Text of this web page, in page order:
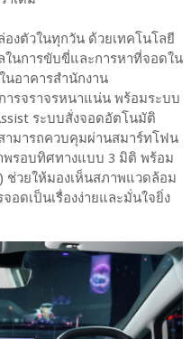
งตัวในทุกวัน ด้วยเทคโนโลยี
นการขับขี่และการหาที่จอดใน
นอาคารสำนักงาน
รจราจรหนาแน่น พร้อมระบบ
ระบบสั่งจอดอัตโนมัติ
ามารถควบคุมผ่านสมาร์ทโฟน
พรอบทิศทางแบบ 3 มิติ พร้อม
ช่วยให้มองเห็นสภาพแวดล้อม
อดเป็นเรื่องง่ายและมั่นใจยิ่ง